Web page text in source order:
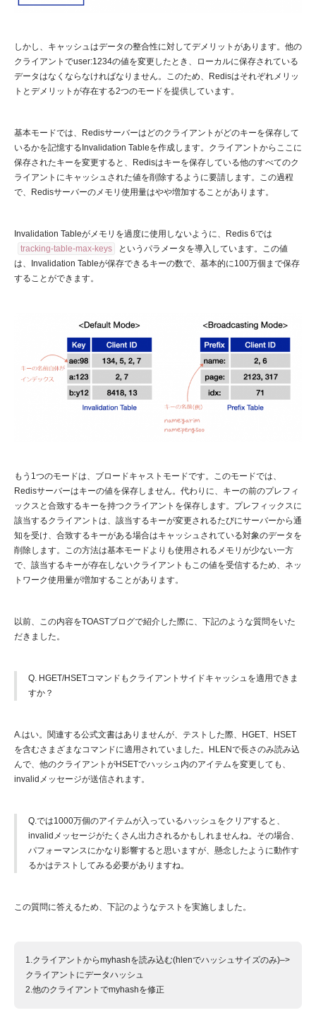
しかし、キャッシュはデータの整合性に対してデメリットがあります。他の
クライアントでuser:1234の値を変更したとき、ローカルに保存されている
データはなくならなければなりません。このため、Redisはそれぞれメリッ
トとデメリットが存在する2つのモードを提供しています。
基本モードでは、Redisサーバーはどのクライアントがどのキーを保存して
いるかを記憶するInvalidation Tableを作成します。クライアントからここに
保存されたキーを変更すると、Redisはキーを保存している他のすべてのク
ライアントにキャッシュされた値を削除するように要請します。この過程
で、Redisサーバーのメモリ使用量はやや増加することがあります。
Invalidation Tableがメモリを過度に使用しないように、Redis 6では
tracking-table-max-keys
というパラメータを導入しています。この値
は、Invalidation Tableが保存できるキーの数で、基本的に100万個まで保存
することができます。
もう1つのモードは、ブロードキャストモードです。このモードでは、
Redisサーバーはキーの値を保存しません。代わりに、キーの前のプレフィ
ックスと合致するキーを持つクライアントを保存します。プレフィックスに
該当するクライアントは、該当するキーが変更されるたびにサーバーから通
知を受け、合致するキーがある場合はキャッシュされている対象のデータを
削除します。この方法は基本モードよりも使用されるメモリが少ない一方
で、該当するキーが存在しないクライアントもこの値を受信するため、ネッ
トワーク使用量が増加することがあります。
以前、この内容をTOASTブログで紹介した際に、下記のような質問をいた
だきました。
Q. HGET/HSETコマンドもクライアントサイドキャッシュを適用できま
すか？
A.はい。関連する公式文書はありませんが、テストした際、HGET、HSET
を含むさまざまなコマンドに適用されていました。HLENで長さのみ読み込
んで、他のクライアントがHSETでハッシュ内のアイテムを変更しても、
invalidメッセージが送信されます。
Q.では1000万個のアイテムが入っているハッシュをクリアすると、
invalidメッセージがたくさん出力されるかもしれませんね。その場合、
パフォーマンスにかなり影響すると思いますが、懸念したように動作す
るかはテストしてみる必要がありますね。
この質問に答えるため、下記のようなテストを実施しました。
1.クライアントからmyhashを読み込む(hlenでハッシュサイズのみ)–>
クライアントにデータハッシュ
2.他のクライアントでmyhashを修正